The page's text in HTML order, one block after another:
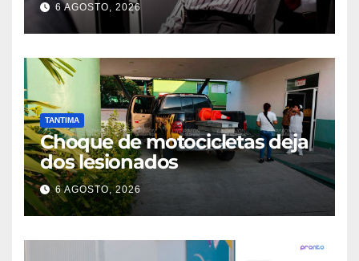
6 AGOSTO, 2026
TANTIMA
Choque de motocicletas deja
dos lesionados
6 AGOSTO, 2026